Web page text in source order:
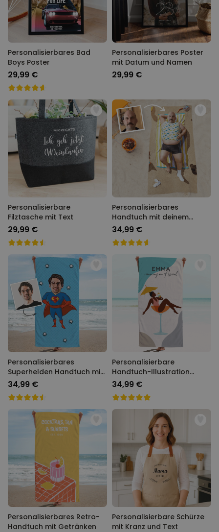
Personalisierbares Bad
Boys Poster
29,99 €
Personalisierbares Poster
mit Datum und Namen
29,99 €
Personalisierbare
Filztasche mit Text
29,99 €
Personalisierbares
Handtuch mit deinem
Traumkörper
34,99 €
Personalisierbares
Superhelden Handtuch mit
Gesicht im Comic-Style
34,99 €
Personalisierbare
Handtuch-Illustration
Cocktailglas
34,99 €
Personalisierbares Retro-
Handtuch mit Getränken
Personalisierbare Schürze
mit Kranz und Text